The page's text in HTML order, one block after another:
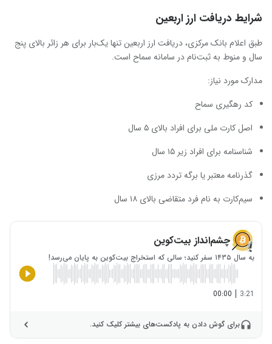
شرایط دریافت ارز اربعین
طبق اعلام بانک مرکزی، دریافت ارز اربعین تنها یک‌بار برای هر زائر بالای پنج
سال و منوط به ثبت‌نام در سامانه سماح است.
مدارک مورد نیاز:
کد رهگیری سماح
اصل کارت ملی برای افراد بالای ۵ سال
شناسنامه برای افراد زیر ۱۵ سال
گذرنامه معتبر یا برگه تردد مرزی
سیم‌کارت به نام فرد متقاضی بالای ۱۸ سال
چشم‌انداز بیت‌کوین
به سال ۱۴۳۵ سفر کنید؛ سالی که استخراج بیت‌کوین به پایان می‌رسد!
3:21
|
00:00
برای گوش دادن به پادکست‌های بیشتر کلیک کنید.